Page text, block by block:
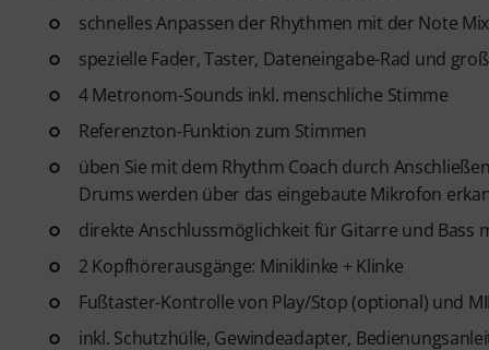
schnelles Anpassen der Rhythmen mit der Note
spezielle Fader, Taster, Dateneingabe-Rad und
4 Metronom-Sounds inkl. menschliche Stimme
Referenzton-Funktion zum Stimmen
üben Sie mit dem Rhythm Coach durch
Drums werden über das eingebaute Mikrofon
direkte Anschlussmöglichkeit für Gitarre und
2 Kopfhörerausgänge: Miniklinke + Klinke
Fußtaster-Kontrolle von Play/Stop (optional) und
inkl. Schutzhülle, Gewindeadapter,